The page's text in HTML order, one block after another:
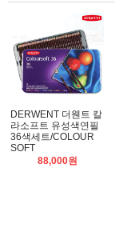
DERWENT 더웬트 칼
라소프트 유성색연필
36색세트/COLOUR
SOFT
88,000원